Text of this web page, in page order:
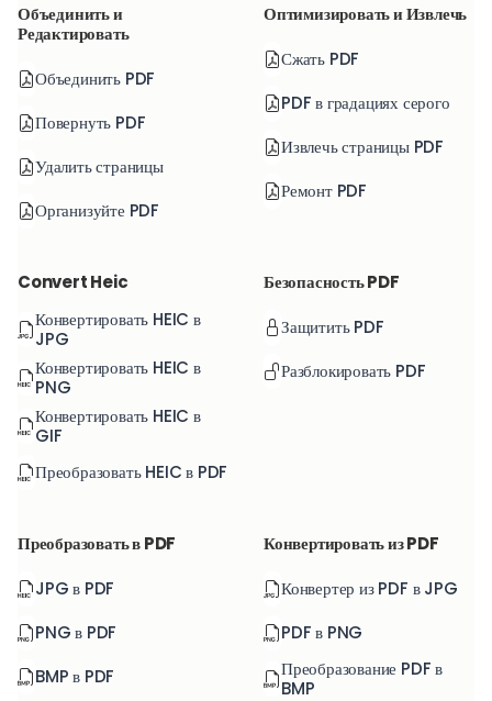
Объединить и
Редактировать
Объединить PDF
Повернуть PDF
Удалить страницы
Организуйте PDF
Оптимизировать и Извлечь
Сжать PDF
PDF в градациях серого
Извлечь страницы PDF
Ремонт PDF
Convert Heic
Конвертировать HEIC в
JPG
Конвертировать HEIC в
PNG
Конвертировать HEIC в
GIF
Преобразовать HEIC в PDF
Безопасность PDF
Защитить PDF
Разблокировать PDF
Преобразовать в PDF
JPG в PDF
PNG в PDF
BMP в PDF
Конвертировать из PDF
Конвертер из PDF в JPG
PDF в PNG
Преобразование PDF в
BMP